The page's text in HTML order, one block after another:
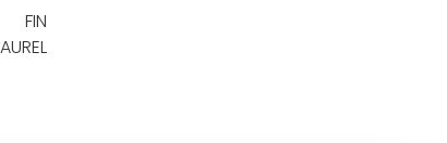
FIN